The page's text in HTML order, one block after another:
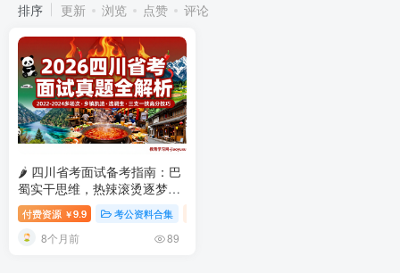
排序 更新 浏览 点赞 评论
🌶️ 四川省考面试备考指南：巴
蜀实干思维，热辣滚烫逐梦天
府之国2026四川省考面试：真
题解析与高分技巧
付费资源 ￥9.9 考公资料合集
8个月前 89